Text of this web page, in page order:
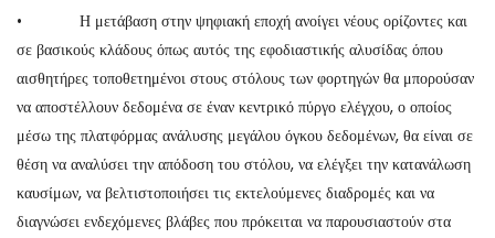
• Η μετάβαση στην ψηφιακή εποχή ανοίγει νέους ορίζοντες και
σε βασικούς κλάδους όπως αυτός της εφοδιαστικής αλυσίδας όπου
αισθητήρες τοποθετημένοι στους στόλους των φορτηγών θα μπορούσαν
να αποστέλλουν δεδομένα σε έναν κεντρικό πύργο ελέγχου, ο οποίος
μέσω της πλατφόρμας ανάλυσης μεγάλου όγκου δεδομένων, θα είναι σε
θέση να αναλύσει την απόδοση του στόλου, να ελέγξει την κατανάλωση
καυσίμων, να βελτιστοποιήσει τις εκτελούμενες διαδρομές και να
διαγνώσει ενδεχόμενες βλάβες που πρόκειται να παρουσιαστούν στα